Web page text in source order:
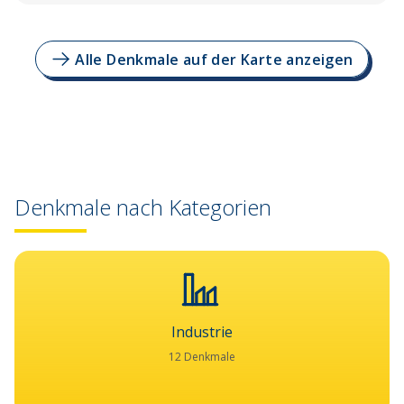
Alle Denkmale auf der Karte anzeigen
Denkmale nach Kategorien
Industrie
12 Denkmale